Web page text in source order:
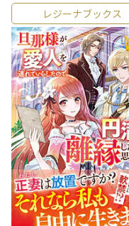
レジーナブックス